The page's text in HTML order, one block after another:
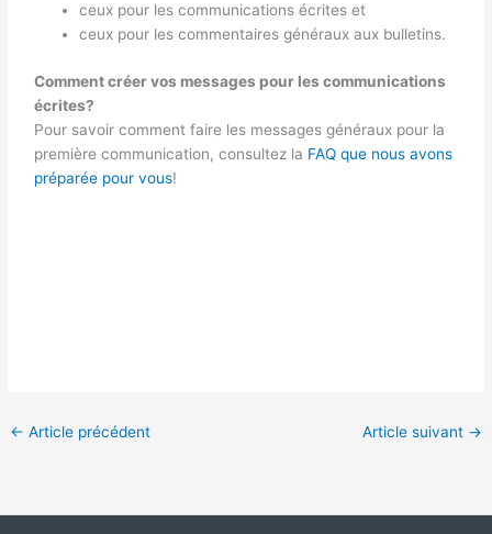
ceux pour les communications écrites et
ceux pour les commentaires généraux aux bulletins.
Comment créer vos messages pour les communications
écrites?
Pour savoir comment faire les messages généraux pour la
première communication, consultez la FAQ que nous avons
préparée pour vous!
← Article précédent Article suivant →